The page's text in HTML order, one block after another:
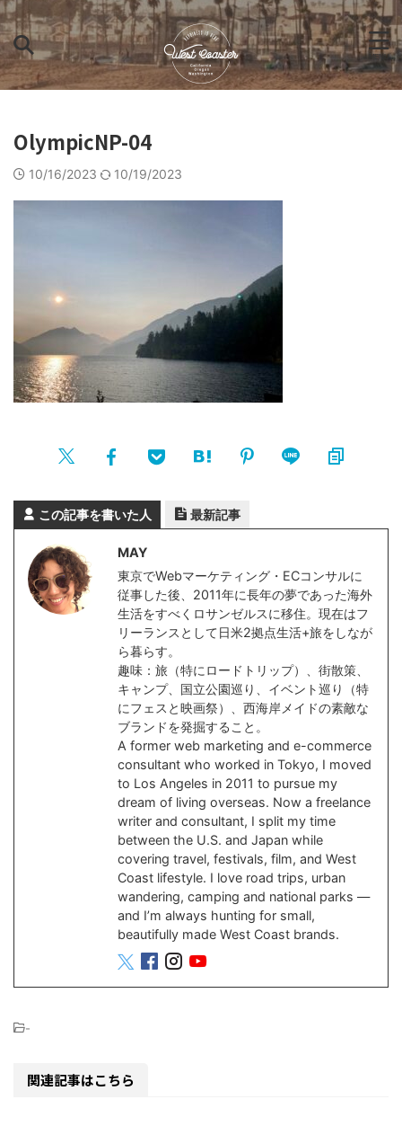
OlympicNP-04
10/16/2023 10/19/2023
この記事を書いた人 最新記事
MAY
東京でWebマーケティング・ECコンサルに
従事した後、2011年に長年の夢であった海外
生活をすべくロサンゼルスに移住。現在はフ
リーランスとして日米2拠点生活+旅をしなが
ら暮らす。
趣味：旅（特にロードトリップ）、街散策、
キャンプ、国立公園巡り、イベント巡り（特
にフェスと映画祭）、西海岸メイドの素敵な
ブランドを発掘すること。
A former web marketing and e-commerce
consultant who worked in Tokyo, I moved
to Los Angeles in 2011 to pursue my
dream of living overseas. Now a freelance
writer and consultant, I split my time
between the U.S. and Japan while
covering travel, festivals, film, and West
Coast lifestyle. I love road trips, urban
wandering, camping and national parks —
and I’m always hunting for small,
beautifully made West Coast brands.
-
関連記事はこちら